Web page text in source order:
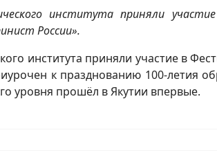
института приняли
России».
института приняли участие в
к празднованию 100-летия
уровня прошёл в Якутии впервые.